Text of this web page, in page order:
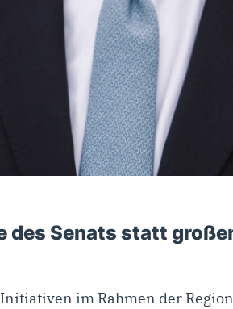
Senats statt
im Rahmen der